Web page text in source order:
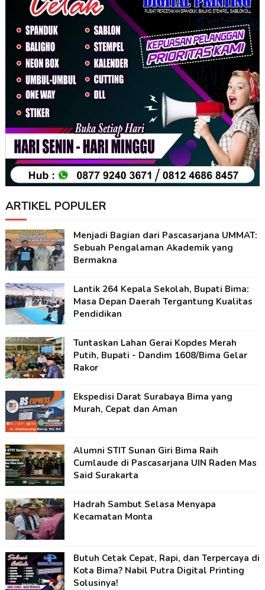
ARTIKEL POPULER
Menjadi Bagian dari Pascasarjana UMMAT:
Sebuah Pengalaman Akademik yang
Bermakna
Lantik 264 Kepala Sekolah, Bupati Bima:
Masa Depan Daerah Tergantung Kualitas
Pendidikan
Tuntaskan Lahan Gerai Kopdes Merah
Putih, Bupati - Dandim 1608/Bima Gelar
Rakor
Ekspedisi Darat Surabaya Bima yang
Murah, Cepat dan Aman
Alumni STIT Sunan Giri Bima Raih
Cumlaude di Pascasarjana UIN Raden Mas
Said Surakarta
Hadrah Sambut Selasa Menyapa
Kecamatan Monta
Butuh Cetak Cepat, Rapi, dan Terpercaya di
Kota Bima? Nabil Putra Digital Printing
Solusinya!